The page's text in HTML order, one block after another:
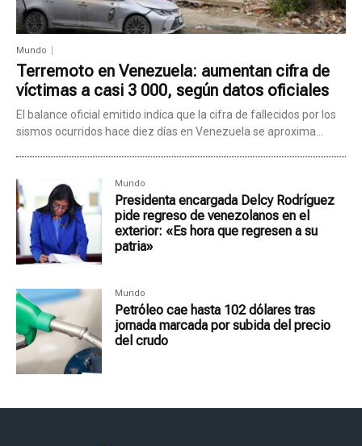
Mundo
Terremoto en Venezuela: aumentan cifra de
víctimas a casi 3 000, según datos oficiales
El balance oficial emitido indica que la cifra de fallecidos por los
sismos ocurridos hace diez días en Venezuela se aproxima...
Mundo
Presidenta encargada Delcy Rodríguez
pide regreso de venezolanos en el
exterior: «Es hora que regresen a su
patria»
Mundo
Petróleo cae hasta 102 dólares tras
jornada marcada por subida del precio
del crudo